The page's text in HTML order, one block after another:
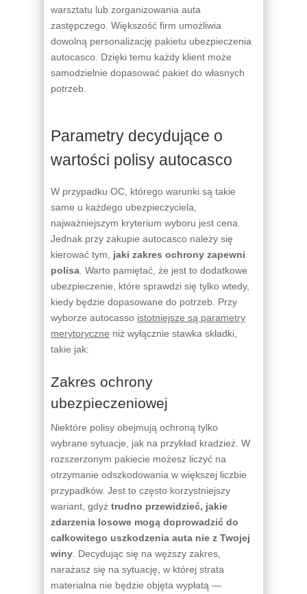
warsztatu lub zorganizowania auta
zastępczego. Większość firm umożliwia
dowolną personalizację pakietu ubezpieczenia
autocasco. Dzięki temu każdy klient może
samodzielnie dopasować pakiet do własnych
potrzeb.
Parametry decydujące o
wartości polisy autocasco
W przypadku OC, którego warunki są takie
same u każdego ubezpieczyciela,
najważniejszym kryterium wyboru jest cena.
Jednak przy zakupie autocasco należy się
kierować tym, jaki zakres ochrony zapewni
polisa . Warto pamiętać, że jest to dodatkowe
ubezpieczenie, które sprawdzi się tylko wtedy,
kiedy będzie dopasowane do potrzeb. Przy
wyborze autocasso istotniejsze są parametry
merytoryczne niż wyłącznie stawka składki,
takie jak:
Zakres ochrony
ubezpieczeniowej
Niektóre polisy obejmują ochroną tylko
wybrane sytuacje, jak na przykład kradzież. W
rozszerzonym pakiecie możesz liczyć na
otrzymanie odszkodowania w większej liczbie
przypadków. Jest to często korzystniejszy
wariant, gdyż trudno przewidzieć, jakie
zdarzenia losowe mogą doprowadzić do
całkowitego uszkodzenia auta nie z Twojej
winy . Decydując się na węższy zakres,
narażasz się na sytuację, w której strata
materialna nie będzie objęta wypłatą —